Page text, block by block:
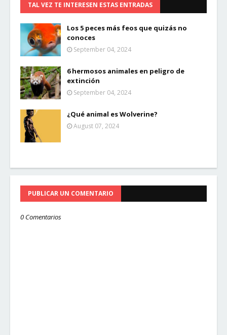
TAL VEZ TE INTERESEN ESTAS ENTRADAS
Los 5 peces más feos que quizás no
conoces
September 04, 2024
6 hermosos animales en peligro de
extinción
September 04, 2024
¿Qué animal es Wolverine?
August 07, 2024
PUBLICAR UN COMENTARIO
0 Comentarios